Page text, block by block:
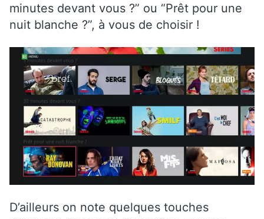
minutes devant vous ?” ou “Prêt pour une
nuit blanche ?”, à vous de choisir !
D’ailleurs on note quelques touches